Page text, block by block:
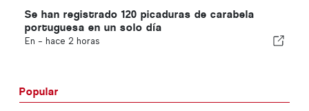
Se han registrado 120 picaduras de carabela
portuguesa en un solo día
En - hace 2 horas
Popular